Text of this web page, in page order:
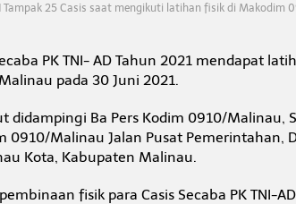
Tampak 25 Casis saat mengikuti latihan fisik di Makodim
PK TNI- AD Tahun 2021 mendapat
pada 30 Juni 2021.
didampingi Ba Pers Kodim 0910/Malinau,
0910/Malinau Jalan Pusat Pemerintahan,
Kota, Kabupaten Malinau.
fisik para Casis Secaba PK TNI-